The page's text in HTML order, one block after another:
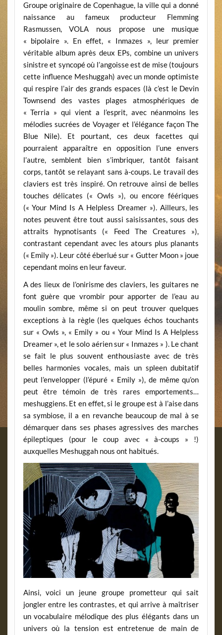
Groupe originaire de Copenhague, la ville qui a donné
naissance au fameux producteur Flemming
Rasmussen, VOLA nous propose une musique
« bipolaire ». En effet, « Inmazes », leur premier
véritable album après deux EPs, combine un univers
sinistre et syncopé où l’angoisse est de mise (toujours
cette influence Meshuggah) avec un monde optimiste
qui respire l’air des grands espaces (là c’est le Devin
Townsend des vastes plages atmosphériques de
« Terria » qui vient a l’esprit, avec néanmoins les
mélodies sucrées de Voyager et l’élégance façon The
Blue Nile). Et pourtant, ces deux facettes qui
pourraient apparaître en opposition l’une envers
l’autre, semblent bien s’imbriquer, tantôt faisant
corps, tantôt se relayant sans à-coups. Le travail des
claviers est très inspiré. On retrouve ainsi de belles
touches délicates (« Owls »), ou encore féériques
(« Your Mind Is A Helpless Dreamer »). Ailleurs, les
notes peuvent être tout aussi saisissantes, sous des
attraits hypnotisants (« Feed The Creatures »),
contrastant cependant avec les atours plus planants
(« Emily »). Leur côté éberlué sur « Gutter Moon » joue
cependant moins en leur faveur.
A des lieux de l’onirisme des claviers, les guitares ne
font guère que vrombir pour apporter de l’eau au
moulin sombre, même si on peut trouver quelques
exceptions à la règle (les quelques échos touchants
sur « Owls », « Emily » ou « Your Mind Is A Helpless
Dreamer », et le solo aérien sur « Inmazes » ). Le chant
se fait le plus souvent enthousiaste avec de très
belles harmonies vocales, mais un spleen dubitatif
peut l’envelopper (l’épuré « Emily »), de même qu’on
peut être témoin de très rares emportements…
meshuggiens. Et en effet, si le groupe est à l’aise dans
sa symbiose, il a en revanche beaucoup de mal à se
démarquer dans ses phases agressives des marches
épileptiques (pour le coup avec « à-coups » !)
auxquelles Meshuggah nous ont habitués.
Ainsi, voici un jeune groupe prometteur qui sait
jongler entre les contrastes, et qui arrive à maîtriser
un vocabulaire mélodique des plus élégants dans un
univers où la tension est entretenue de main de